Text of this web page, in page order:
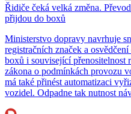
Řidiče čeká velká změna.
přijdou do boxů
Ministerstvo dopravy navrhuje
registračních značek a
boxů i související přenositelnost
zákona o podmínkách provozu
má také přinést automatizaci
vozidel. Odpadne tak nutnost